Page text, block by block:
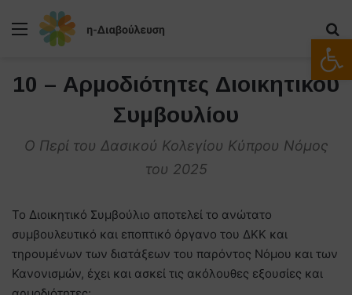
Μενού
10 – Αρμοδιότητες Διοικητικού
Συμβουλίου
Ο Περί του Δασικού Κολεγίου Κύπρου Νόμος
του 2025
Το Διοικητικό Συμβούλιο αποτελεί το ανώτατο
συμβουλευτικό και εποπτικό όργανο του ΔΚΚ και
τηρουμένων των διατάξεων του παρόντος Νόμου και των
Κανονισμών, έχει και ασκεί τις ακόλουθες εξουσίες και